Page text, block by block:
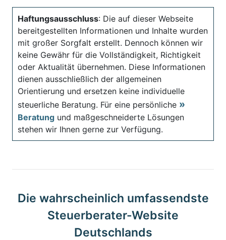
Haftungsausschluss: Die auf dieser Webseite
bereitgestellten Informationen und Inhalte wurden
mit großer Sorgfalt erstellt. Dennoch können wir
keine Gewähr für die Vollständigkeit, Richtigkeit
oder Aktualität übernehmen. Diese Informationen
dienen ausschließlich der allgemeinen
Orientierung und ersetzen keine individuelle
steuerliche Beratung. Für eine persönliche
Beratung und maßgeschneiderte Lösungen
stehen wir Ihnen gerne zur Verfügung.
Die wahrscheinlich umfassendste
Steuerberater-Website
Deutschlands